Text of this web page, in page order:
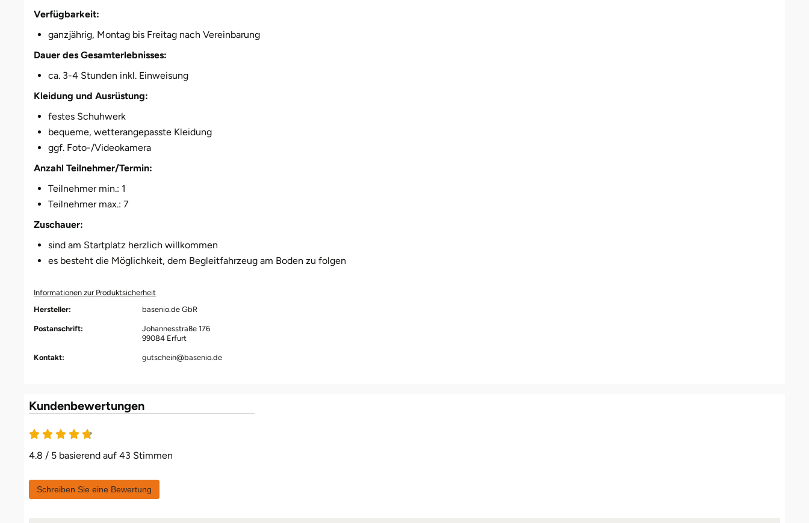
Verfügbarkeit:
ganzjährig, Montag bis Freitag nach Vereinbarung
Dauer des Gesamterlebnisses:
ca. 3-4 Stunden inkl. Einweisung
Kleidung und Ausrüstung:
festes Schuhwerk
bequeme, wetterangepasste Kleidung
ggf. Foto-/Videokamera
Anzahl Teilnehmer/Termin:
Teilnehmer min.: 1
Teilnehmer max.: 7
Zuschauer:
sind am Startplatz herzlich willkommen
es besteht die Möglichkeit, dem Begleitfahrzeug am Boden zu folgen
Informationen zur Produktsicherheit
Hersteller:
basenio.de GbR
Postanschrift:
Johannesstraße 176
99084 Erfurt
Kontakt: gutschein@basenio.de
Kundenbewertungen
4.8 / 5 basierend auf 43 Stimmen
Schreiben Sie eine Bewertung